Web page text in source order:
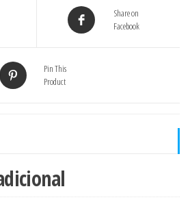
Share on
Facebook
Pin This
Product